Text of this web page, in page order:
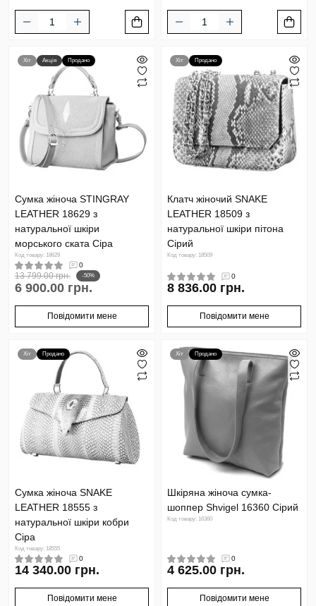
Хіт Акція Продано
Сумка жіноча STINGRAY
LEATHER 18629 з
натуральної шкіри
морського ската Сіра
Код товару: 18629
0
13 799.00 грн. -50%
6 900.00 грн.
Повідомити мене
Хіт Продано
Клатч жіночий SNAKE
LEATHER 18509 з
натуральної шкіри пітона
Сірий
Код товару: 18509
0
8 836.00 грн.
Повідомити мене
Хіт Продано
Сумка жіноча SNAKE
LEATHER 18555 з
натуральної шкіри кобри
Сіра
Код товару: 18555
0
14 340.00 грн.
Повідомити мене
Хіт Продано
Шкіряна жіноча сумка-
шоппер Shvigel 16360 Сірий
Код товару: 16360
0
4 625.00 грн.
Повідомити мене